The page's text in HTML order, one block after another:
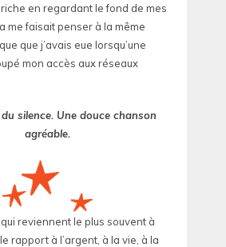
en regardant le fond de mes
me faisait penser à la même
que j’avais eue lorsqu’une
mon accès aux réseaux
silence. Une douce chanson
agréable.
reviennent le plus souvent à
rapport à l’argent, à la vie, à la